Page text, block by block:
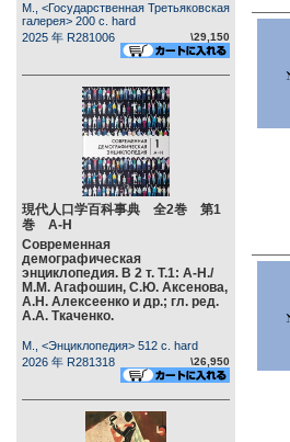
М., <Государственная Третьяковская
галерея> 200 c. hard
2025 年 R281006
\29,150
現代人口学百科事典 全2巻 第1
巻 А-Н
Современная
демографическая
энциклопедия. В 2 т. Т.1: А-Н./
М.М. Агафошин, С.Ю. Аксенова,
А.Н. Алексеенко и др.; гл. ред.
А.А. Ткаченко.
М., <Энциклопедия> 512 c. hard
2026 年 R281318
\26,950